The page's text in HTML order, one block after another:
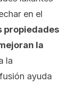
en el
propiedades
la
la
ayuda